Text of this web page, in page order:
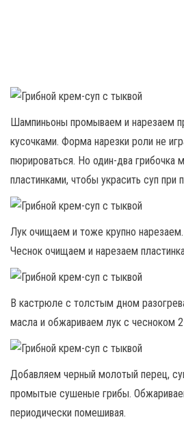
Шампиньоны промываем и нарезаем
кусочками. Форма нарезки роли не
пюрироваться. Но один-два грибочка
пластинками, чтобы украсить суп при
Лук очищаем и тоже крупно нарезаем.
Чеснок очищаем и нарезаем
В кастрюле с толстым дном
масла и обжариваем лук с чесноком
Добавляем черный молотый перец,
промытые сушеные грибы.
периодически помешивая.